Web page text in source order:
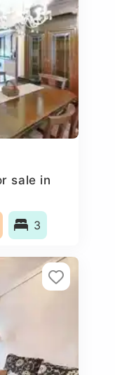
sale in
3